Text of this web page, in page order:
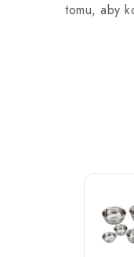
tomu, aby